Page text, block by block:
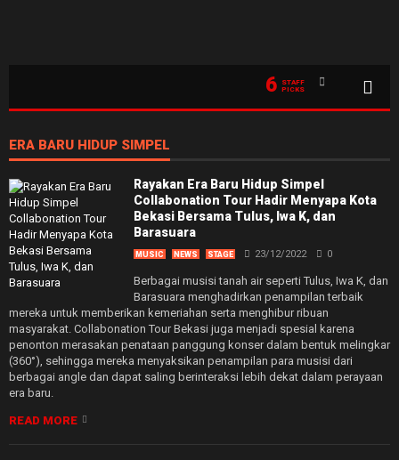
6
STAFF
PICKS
ERA BARU HIDUP SIMPEL
Rayakan Era Baru Hidup Simpel
Collabonation Tour Hadir Menyapa Kota
Bekasi Bersama Tulus, Iwa K, dan
Barasuara
MUSIC NEWS STAGE 23/12/2022 0
Berbagai musisi tanah air seperti Tulus, Iwa K, dan
Barasuara menghadirkan penampilan terbaik
mereka untuk memberikan kemeriahan serta menghibur ribuan
masyarakat. Collabonation Tour Bekasi juga menjadi spesial karena
penonton merasakan penataan panggung konser dalam bentuk melingkar
(360°), sehingga mereka menyaksikan penampilan para musisi dari
berbagai angle dan dapat saling berinteraksi lebih dekat dalam perayaan
era baru.
READ MORE